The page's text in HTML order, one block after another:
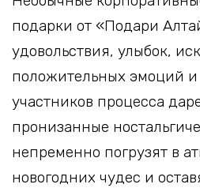
подарки от «Подари
удовольствия, улыбок,
положительных эмоций и
участников процесса
пронизанные
непременно погрузят в
новогодних чудес и